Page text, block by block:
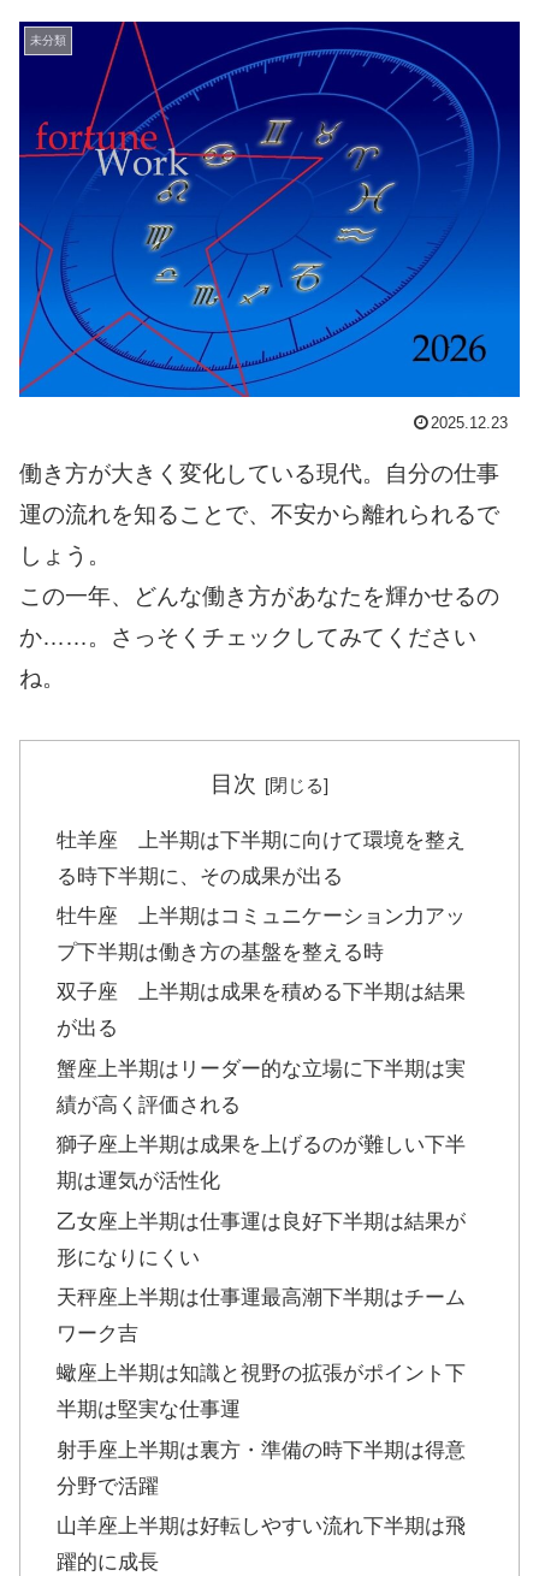
未分類
2025.12.23
働き方が大きく変化している現代。自分の仕事
運の流れを知ることで、不安から離れられるで
しょう。
この一年、どんな働き方があなたを輝かせるの
か……。さっそくチェックしてみてください
ね。
目次
牡羊座 上半期は下半期に向けて環境を整え
る時下半期に、その成果が出る
牡牛座 上半期はコミュニケーション力アッ
プ下半期は働き方の基盤を整える時
双子座 上半期は成果を積める下半期は結果
が出る
蟹座上半期はリーダー的な立場に下半期は実
績が高く評価される
獅子座上半期は成果を上げるのが難しい下半
期は運気が活性化
乙女座上半期は仕事運は良好下半期は結果が
形になりにくい
天秤座上半期は仕事運最高潮下半期はチーム
ワーク吉
蠍座上半期は知識と視野の拡張がポイント下
半期は堅実な仕事運
射手座上半期は裏方・準備の時下半期は得意
分野で活躍
山羊座上半期は好転しやすい流れ下半期は飛
躍的に成長